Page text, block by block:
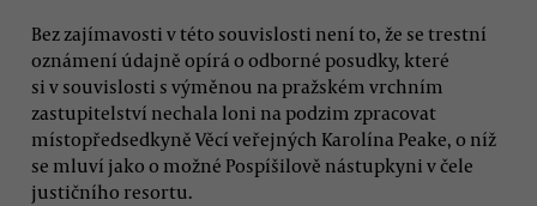
Bez zajímavosti v této souvislosti není to, že se trestní
oznámení údajně opírá o odborné posudky, které
si v souvislosti s výměnou na pražském vrchním
zastupitelství nechala loni na podzim zpracovat
místopředsedkyně Věcí veřejných Karolína Peake, o níž
se mluví jako o možné Pospíšilově nástupkyni v čele
justičního resortu.